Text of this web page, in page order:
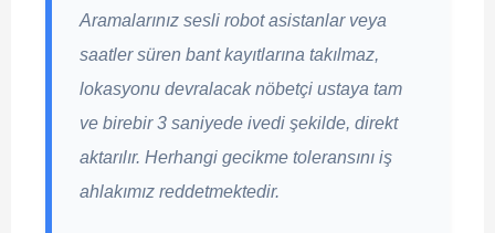
Aramalarınız sesli robot asistanlar veya
saatler süren bant kayıtlarına takılmaz,
lokasyonu devralacak nöbetçi ustaya tam
ve birebir 3 saniyede ivedi şekilde, direkt
aktarılır. Herhangi gecikme toleransını iş
ahlakımız reddetmektedir.